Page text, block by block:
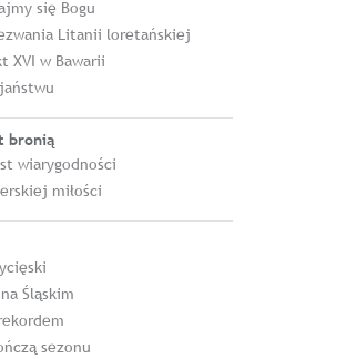
się Bogu
Litanii loretańskiej
XVI w Bawarii
bronią
wiarygodności
miłości
Śląskim
sezonu